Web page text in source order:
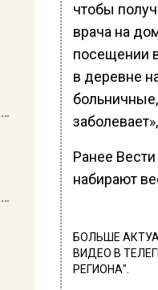
чтобы
врача на
посещении
в деревне
Ранее
набирают
БОЛЬШЕ
ВИДЕО В
РЕГИОНА".